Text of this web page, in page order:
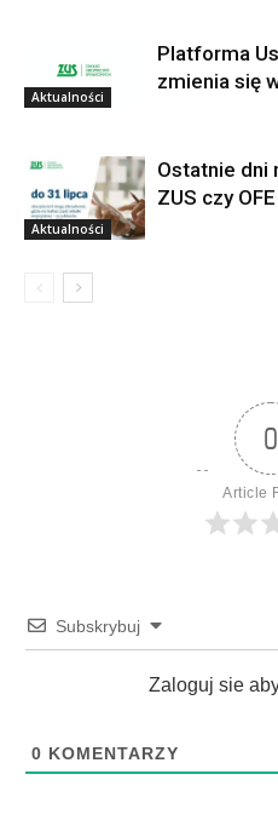
Aktualności
Platforma
zmienia się
Aktualności
Ostatnie dni
ZUS czy OFE
0
Article
Subskrybuj
Zaloguj sie
0 KOMENTARZY